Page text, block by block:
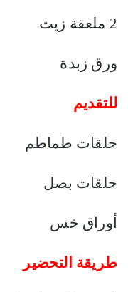
2 ملعقة زيت
ورق زبدة
للتقديم
حلقات طماطم
حلقات بصل
أوراق خس
طريقة التحضير